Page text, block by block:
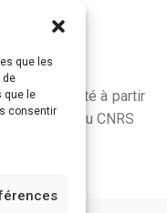
que les
de
que le
consentir
Plan du site
et adapté à partir
Kit Labos du CNRS